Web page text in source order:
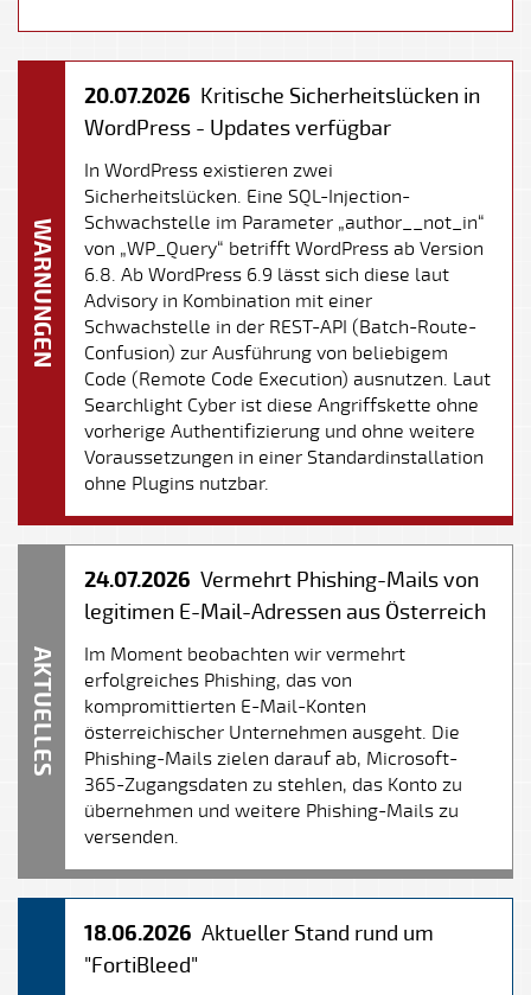
WARNUNGEN
20.07.2026 Kritische Sicherheitslücken in
WordPress - Updates verfügbar
In WordPress existieren zwei
Sicherheitslücken. Eine SQL-Injection-
Schwachstelle im Parameter „author__not_in“
von „WP_Query“ betrifft WordPress ab Version
6.8. Ab WordPress 6.9 lässt sich diese laut
Advisory in Kombination mit einer
Schwachstelle in der REST-API (Batch-Route-
Confusion) zur Ausführung von beliebigem
Code (Remote Code Execution) ausnutzen. Laut
Searchlight Cyber ist diese Angriffskette ohne
vorherige Authentifizierung und ohne weitere
Voraussetzungen in einer Standardinstallation
ohne Plugins nutzbar.
AKTUELLES
24.07.2026 Vermehrt Phishing-Mails von
legitimen E-Mail-Adressen aus Österreich
Im Moment beobachten wir vermehrt
erfolgreiches Phishing, das von
kompromittierten E-Mail-Konten
österreichischer Unternehmen ausgeht. Die
Phishing-Mails zielen darauf ab, Microsoft-
365-Zugangsdaten zu stehlen, das Konto zu
übernehmen und weitere Phishing-Mails zu
versenden.
18.06.2026 Aktueller Stand rund um
"FortiBleed"